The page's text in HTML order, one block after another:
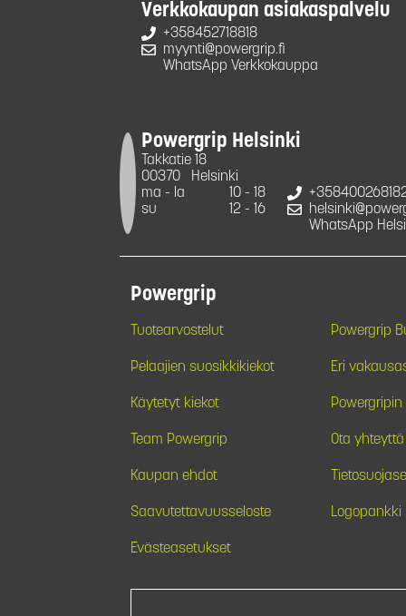
Verkkokaupan asiakaspalvelu
+358452718818
myynti@powergrip.fi
WhatsApp Verkkokauppa
Powergrip Helsinki
Takkatie 18
00370
Helsinki
ma - la
10 - 18
su
12 - 16
WhatsApp
Powergrip
Tuotearvostelut Powergrip
Pelaajien suosikkikiekot Eri
Käytetyt kiekot
Team Powergrip Ota yhteyttä
Kaupan ehdot
Saavutettavuusseloste Logopankki
Evästeasetukset